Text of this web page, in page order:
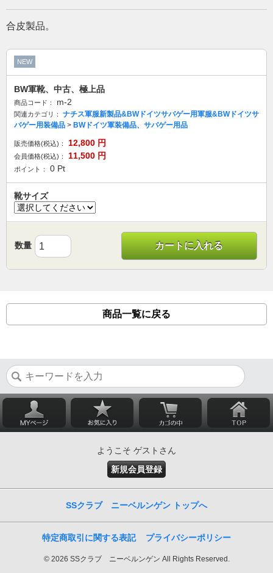
合皮製品。
NEW
BW軍靴、中古、極上品
商品コード： m-2
関連カテゴリ：
ナチス軍服新製品&BWドイツサバゲー用軍服&BWドイツサ
バゲー用装備品 > BWドイツ軍装備品、サバゲー用品
販売価格(税込)： 12,800 円
会員価格(税込)： 11,500 円
ポイント： 0 Pt
靴サイズ
数量 カートに入れる
商品一覧に戻る
ようこそ ゲストさん
新規会員登録
SSクラブ ニーベルンゲン トップへ
特定商取引に関する表記 プライバシーポリシー
© 2026 SSクラブ ニーベルンゲン All Rights Reserved.